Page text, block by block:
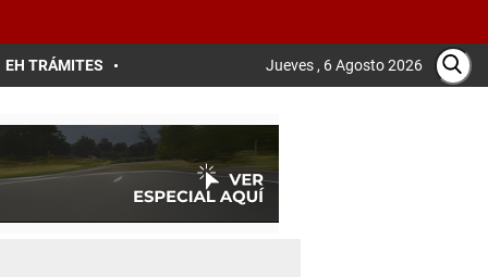
EH TRÁMITES Jueves , 6 Agosto 2026